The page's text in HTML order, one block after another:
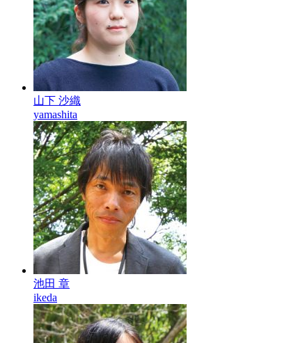
山下 沙織
yamashita
池田 章
ikeda